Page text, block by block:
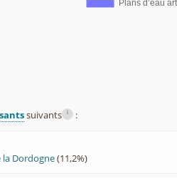
suivants i :
Dordogne(11,2%)